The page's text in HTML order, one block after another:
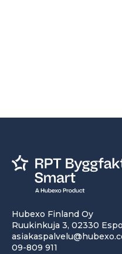
Hubexo Finland Oy
Ruukinkuja 3, 02330
09-809 911